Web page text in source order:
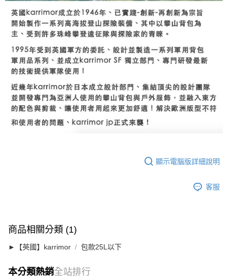
顯示電腦版詳細說明
客服
商品相關分類 (1)
►【英國】karrimor 包款25L以下
本分類熱銷全站排行